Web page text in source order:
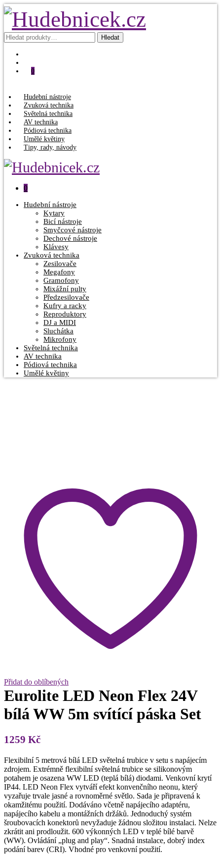
Hledat: Hledat
0
Hudební nástroje
Zvuková technika
Světelná technika
AV technika
Pódiová technika
Umělé květiny
Tipy, rady, návody
0
Hudební nástroje
Kytary
Bicí nástroje
Smyčcové nástroje
Dechové nástroje
Klávesy
Zvuková technika
Zesilovače
Megafony
Gramofony
Mixážní pulty
Předzesilovače
Kufry a racky
Reproduktory
DJ a MIDI
Sluchátka
Mikrofony
Světelná technika
AV technika
Pódiová technika
Umělé květiny
Přidat do oblíbených
Eurolite LED Neon Flex 24V
bílá WW 5m svítící páska Set
1259 Kč
Flexibilní 5 metrová bílá LED světelná trubice v setu s napájecím
zdrojem. Extrémně flexibilní světelná trubice se silikonovým
potahem je osazena WW LED (teplá bílá) diodami. Venkovní krytí
IP44. LED Neon Flex vytváří efekt konvenčního neonu, který
vyzařuje trvale jasné a rovnoměrné světlo. Sada je připravená k
okamžitému použití. Dodáváno včetně napájecího adaptéru,
napájecího kabelu a montážních držáků. Jednoduchý systém
šroubovacích konektorů nevyžaduje žádnou složitou instalaci. Nelze
zkrátit ani prodloužit. 600 výkonných LED v teplé bílé barvě
(WW). Ovládání „plug and play“. Snadná instalace, dobrý index
podání barev (CRI). Vhodné pro venkovní použití.